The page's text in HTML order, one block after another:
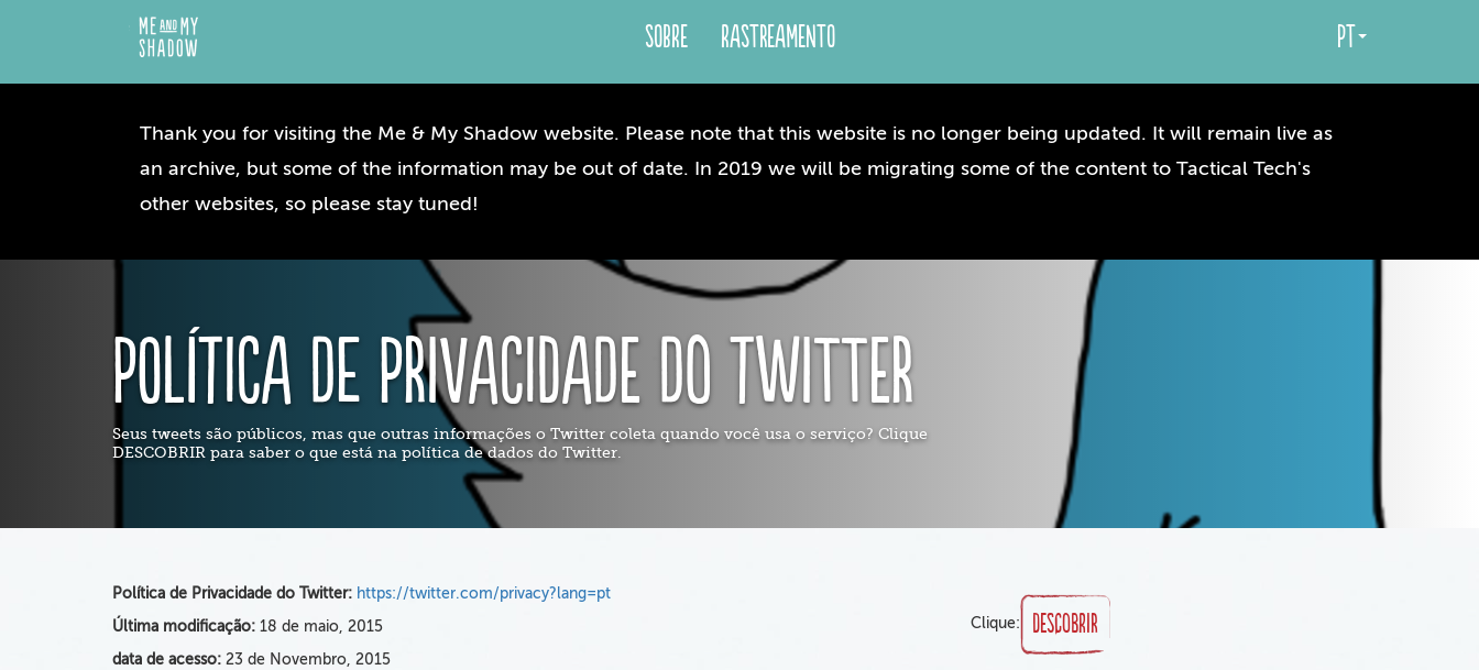
Thank you for visiting the Me & My Shadow website. Please note that this website is no longer being updated. It will remain live as
an archive, but some of the information may be out of date. In 2019 we will be migrating some of the content to Tactical Tech's
other websites, so please stay tuned!
Sobre Rastreamento pt
Política de Privacidade do Twitter
Seus tweets são públicos, mas que outras informações o Twitter coleta quando você usa o serviço? Clique
DESCOBRIR para saber o que está na política de dados do Twitter.
Clique: DESCOBRIR
Política de Privacidade do Twitter: https://twitter.com/privacy?lang=pt
Última modificação: 18 de maio, 2015
data de acesso: 23 de Novembro, 2015